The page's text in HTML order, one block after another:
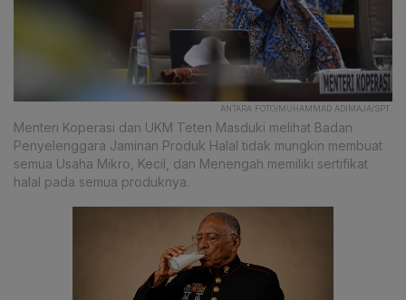
ANTARA FOTO/MUHAMMAD ADIMAJA/SPT.
Menteri Koperasi dan UKM Teten Masduki melihat Badan
Penyelenggara Jaminan Produk Halal tidak mungkin membuat
semua Usaha Mikro, Kecil, dan Menengah memiliki sertifikat
halal pada semua produknya.